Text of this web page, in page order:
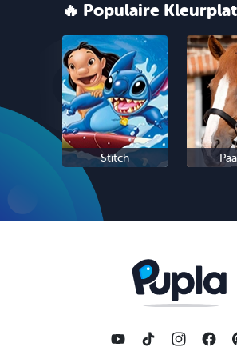
🔥 Populaire
Stitch